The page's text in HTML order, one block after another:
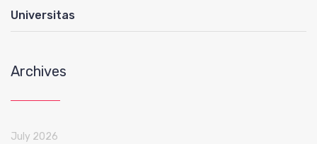
Universitas
Archives
July 2026